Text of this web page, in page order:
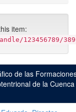
item:
123456789/
de las
de la